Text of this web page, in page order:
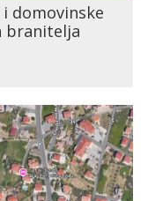
domovinske
branitelja